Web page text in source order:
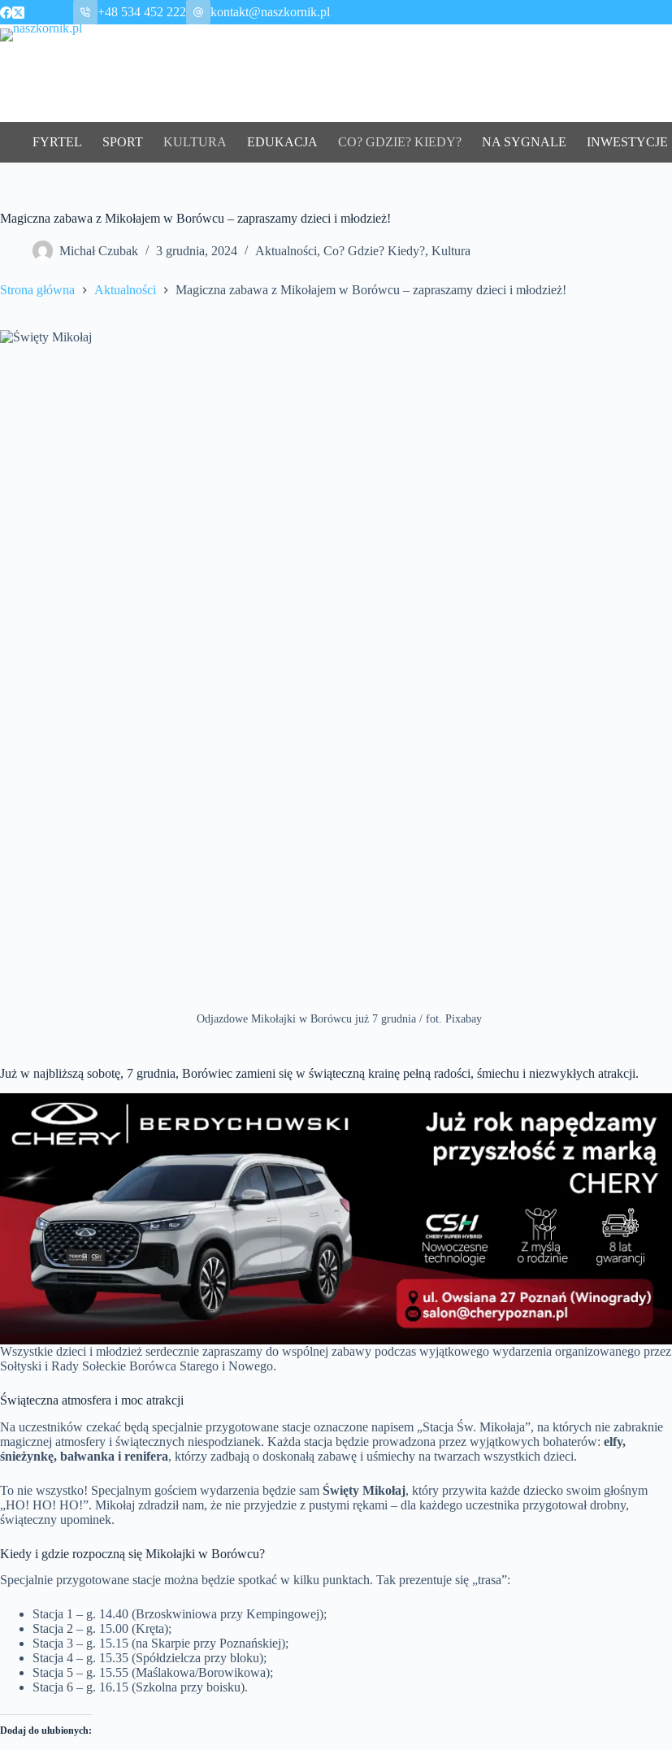
Przejdź
do
treści
+48 534 452 222 kontakt@naszkornik.pl
FYRTEL SPORT KULTURA EDUKACJA CO? GDZIE? KIEDY? NA SYGNALE INWESTYCJE
Magiczna zabawa z Mikołajem w Borówcu – zapraszamy dzieci i młodzież!
Michał Czubak 3 grudnia, 2024 Aktualności, Co? Gdzie? Kiedy?, Kultura
Strona główna Aktualności Magiczna zabawa z Mikołajem w Borówcu – zapraszamy dzieci i młodzież!
Odjazdowe Mikołajki w Borówcu już 7 grudnia / fot. Pixabay
Już w najbliższą sobotę, 7 grudnia, Borówiec zamieni się w świąteczną krainę pełną radości, śmiechu i niezwykłych atrakcji.
Wszystkie dzieci i młodzież serdecznie zapraszamy do wspólnej zabawy podczas wyjątkowego wydarzenia organizowanego przez
Sołtyski i Rady Sołeckie Borówca Starego i Nowego.
Świąteczna atmosfera i moc atrakcji
Na uczestników czekać będą specjalnie przygotowane stacje oznaczone napisem „Stacja Św. Mikołaja”, na których nie zabraknie
magicznej atmosfery i świątecznych niespodzianek. Każda stacja będzie prowadzona przez wyjątkowych bohaterów: elfy,
śnieżynkę, bałwanka i renifera, którzy zadbają o doskonałą zabawę i uśmiechy na twarzach wszystkich dzieci.
To nie wszystko! Specjalnym gościem wydarzenia będzie sam Święty Mikołaj, który przywita każde dziecko swoim głośnym
„HO! HO! HO!”. Mikołaj zdradził nam, że nie przyjedzie z pustymi rękami – dla każdego uczestnika przygotował drobny,
świąteczny upominek.
Kiedy i gdzie rozpoczną się Mikołajki w Borówcu?
Specjalnie przygotowane stacje można będzie spotkać w kilku punktach. Tak prezentuje się „trasa”:
Stacja 1 – g. 14.40 (Brzoskwiniowa przy Kempingowej);
Stacja 2 – g. 15.00 (Kręta);
Stacja 3 – g. 15.15 (na Skarpie przy Poznańskiej);
Stacja 4 – g. 15.35 (Spółdzielcza przy bloku);
Stacja 5 – g. 15.55 (Maślakowa/Borowikowa);
Stacja 6 – g. 16.15 (Szkolna przy boisku).
Dodaj do ulubionych: